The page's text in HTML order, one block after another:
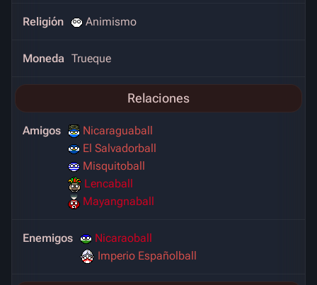
Religión Animismo
Moneda Trueque
Relaciones
Amigos
Nicaraguaball
El Salvadorball
Misquitoball
Lencaball
Mayangnaball
Enemigos
Nicaraoball
Imperio Españolball